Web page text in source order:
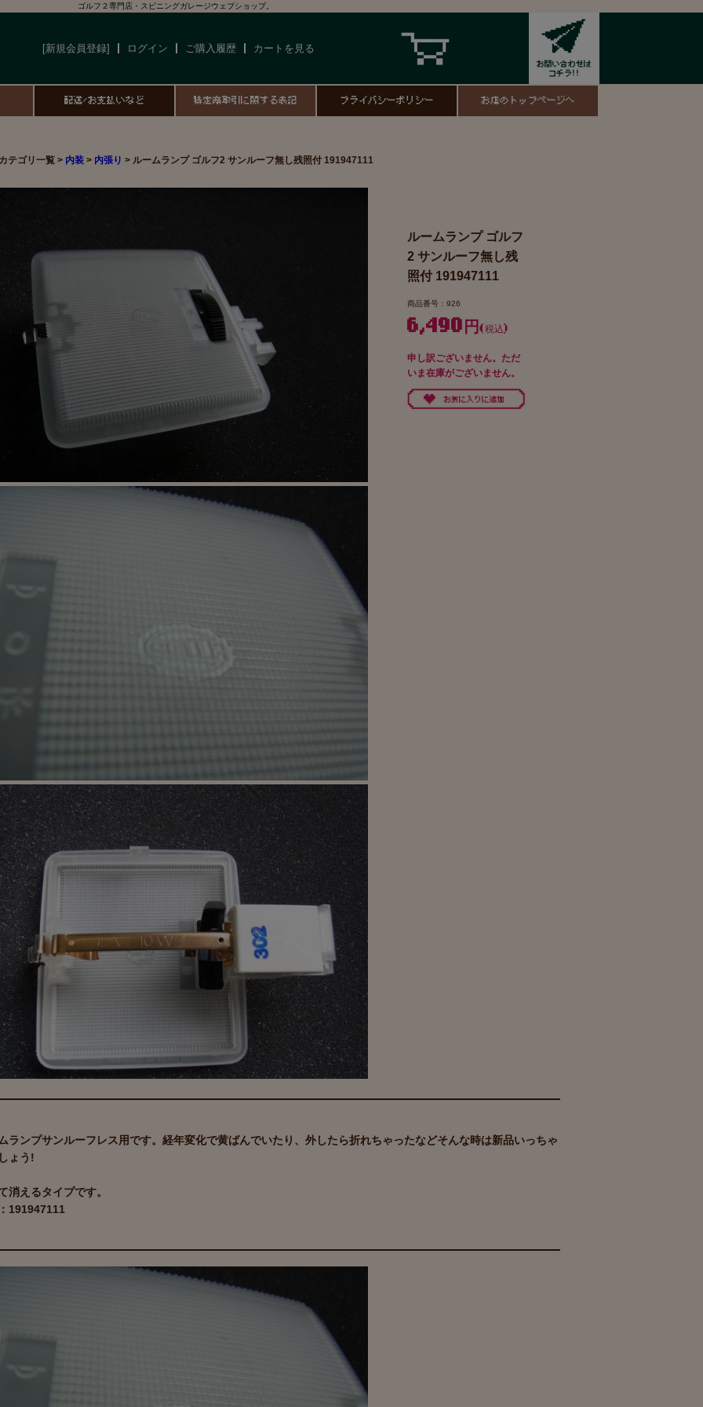
ゴルフ２専門店・スピニングガレージウェブショップ。
[新規会員登録] ログイン ご購入履歴 カートを見る
配送/お支払いなど 特定商取引に関する表記 プライバシーポリシー お店のトップページへ
テゴリ一覧 > 内装 > 内張り > ルームランプ ゴルフ2 サンルーフ無し残照付 191947111
ルームランプ ゴルフ
2 サンルーフ無し残
照付 191947111
商品番号：926
6,490円(税込)
申し訳ございません。ただ
いま在庫がございません。
ランプサンルーフレス用です。経年変化で黄ばんでいたり、外したら折れちゃったなどそんな時は新品いっちゃ
ょう!
消えるタイプです。
191947111